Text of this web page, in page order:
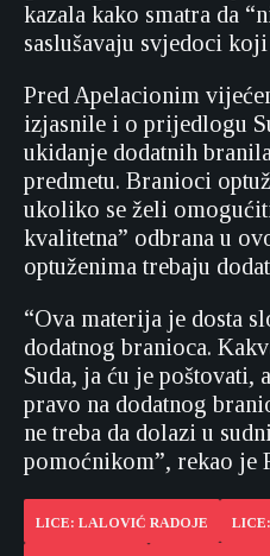
kazala kako smatra da
saslušavaju svjedoci
Pred Apelacionim
izjasnile i o prijedlogu
ukidanje dodatnih
predmetu. Branioci
ukoliko se želi
kvalitetna” odbrana u
optuženima trebaju
“Ova materija je dosta
dodatnog branioca.
Suda, ja ću je poštovati,
pravo na dodatnog
ne treba da dolazi u
pomoćnikom”, rekao je
LICE: LALOVIĆ RADOJE